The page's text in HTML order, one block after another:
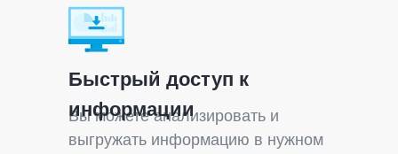
Вы можете анализировать и
выгружать информацию в нужном
Быстрый доступ к
информации